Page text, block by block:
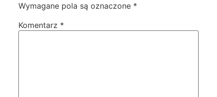
Wymagane pola są oznaczone *
Komentarz *